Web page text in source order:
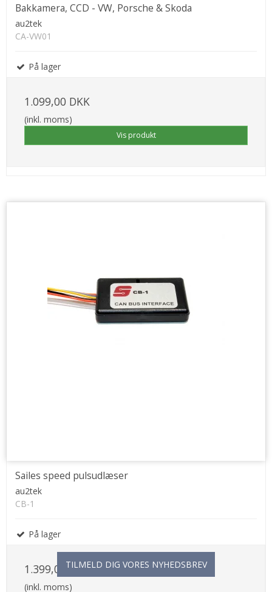
Bakkamera, CCD - VW, Porsche & Skoda
au2tek
CA-VW01
På lager
1.099,00 DKK
(inkl. moms)
Vis produkt
Sailes speed pulsudlæser
au2tek
CB-1
På lager
1.399,00 DKK
(inkl. moms)
TILMELD DIG VORES NYHEDSBREV